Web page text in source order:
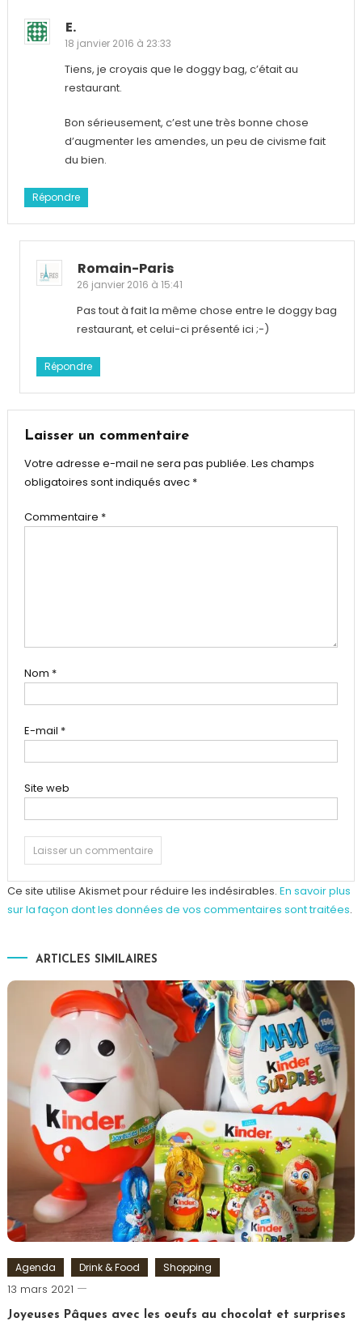
E.
18 janvier 2016 à 23:33
Tiens, je croyais que le doggy bag, c’était au
restaurant.
Bon sérieusement, c’est une très bonne chose
d’augmenter les amendes, un peu de civisme fait
du bien.
Répondre
Romain-Paris
26 janvier 2016 à 15:41
Pas tout à fait la même chose entre le doggy bag
restaurant, et celui-ci présenté ici ;-)
Répondre
Laisser un commentaire
Votre adresse e-mail ne sera pas publiée. Les champs
obligatoires sont indiqués avec *
Commentaire *
Nom *
E-mail *
Site web
Ce site utilise Akismet pour réduire les indésirables. En savoir plus
sur la façon dont les données de vos commentaires sont traitées.
ARTICLES SIMILAIRES
Agenda Drink & Food Shopping
13 mars 2021
Romain-
Joyeuses Pâques avec les oeufs au chocolat et surprises